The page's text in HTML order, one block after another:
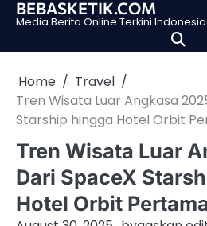
SkipBEBASKETIK.COM
Media Berita Online Terkini
Home
Travel
Tren Wisata Luar Angkasa
Starship hingga Hotel Orbit
Tren Wisata Luar
Dari SpaceX
Hotel Orbit